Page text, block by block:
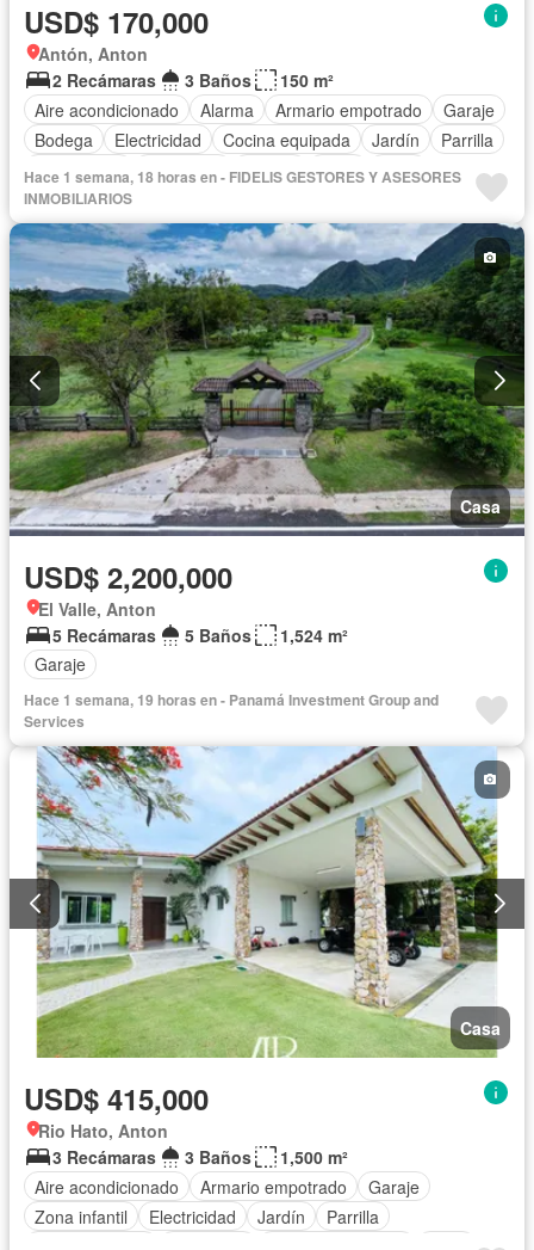
USD$ 170,000
Antón, Anton
2 Recámaras
3 Baños
150 m²
Aire acondicionado
Alarma Armario empotrado
Garaje
Bodega
Electricidad Cocina equipada Jardín
Parrilla
Gas natural
Seguridad Piscina Agua Patio
Hace 1 semana, 18 horas en - FIDELIS GESTORES Y ASESORES
INMOBILIARIOS
Casa
USD$ 2,200,000
El Valle, Anton
5 Recámaras
5 Baños
1,524 m²
Garaje
Hace 1 semana, 19 horas en - Panamá Investment Group and
Services
Casa
USD$ 415,000
Rio Hato, Anton
3 Recámaras
3 Baños
1,500 m²
Aire acondicionado
Armario empotrado
Garaje
Zona infantil
Electricidad Jardín
Parrilla